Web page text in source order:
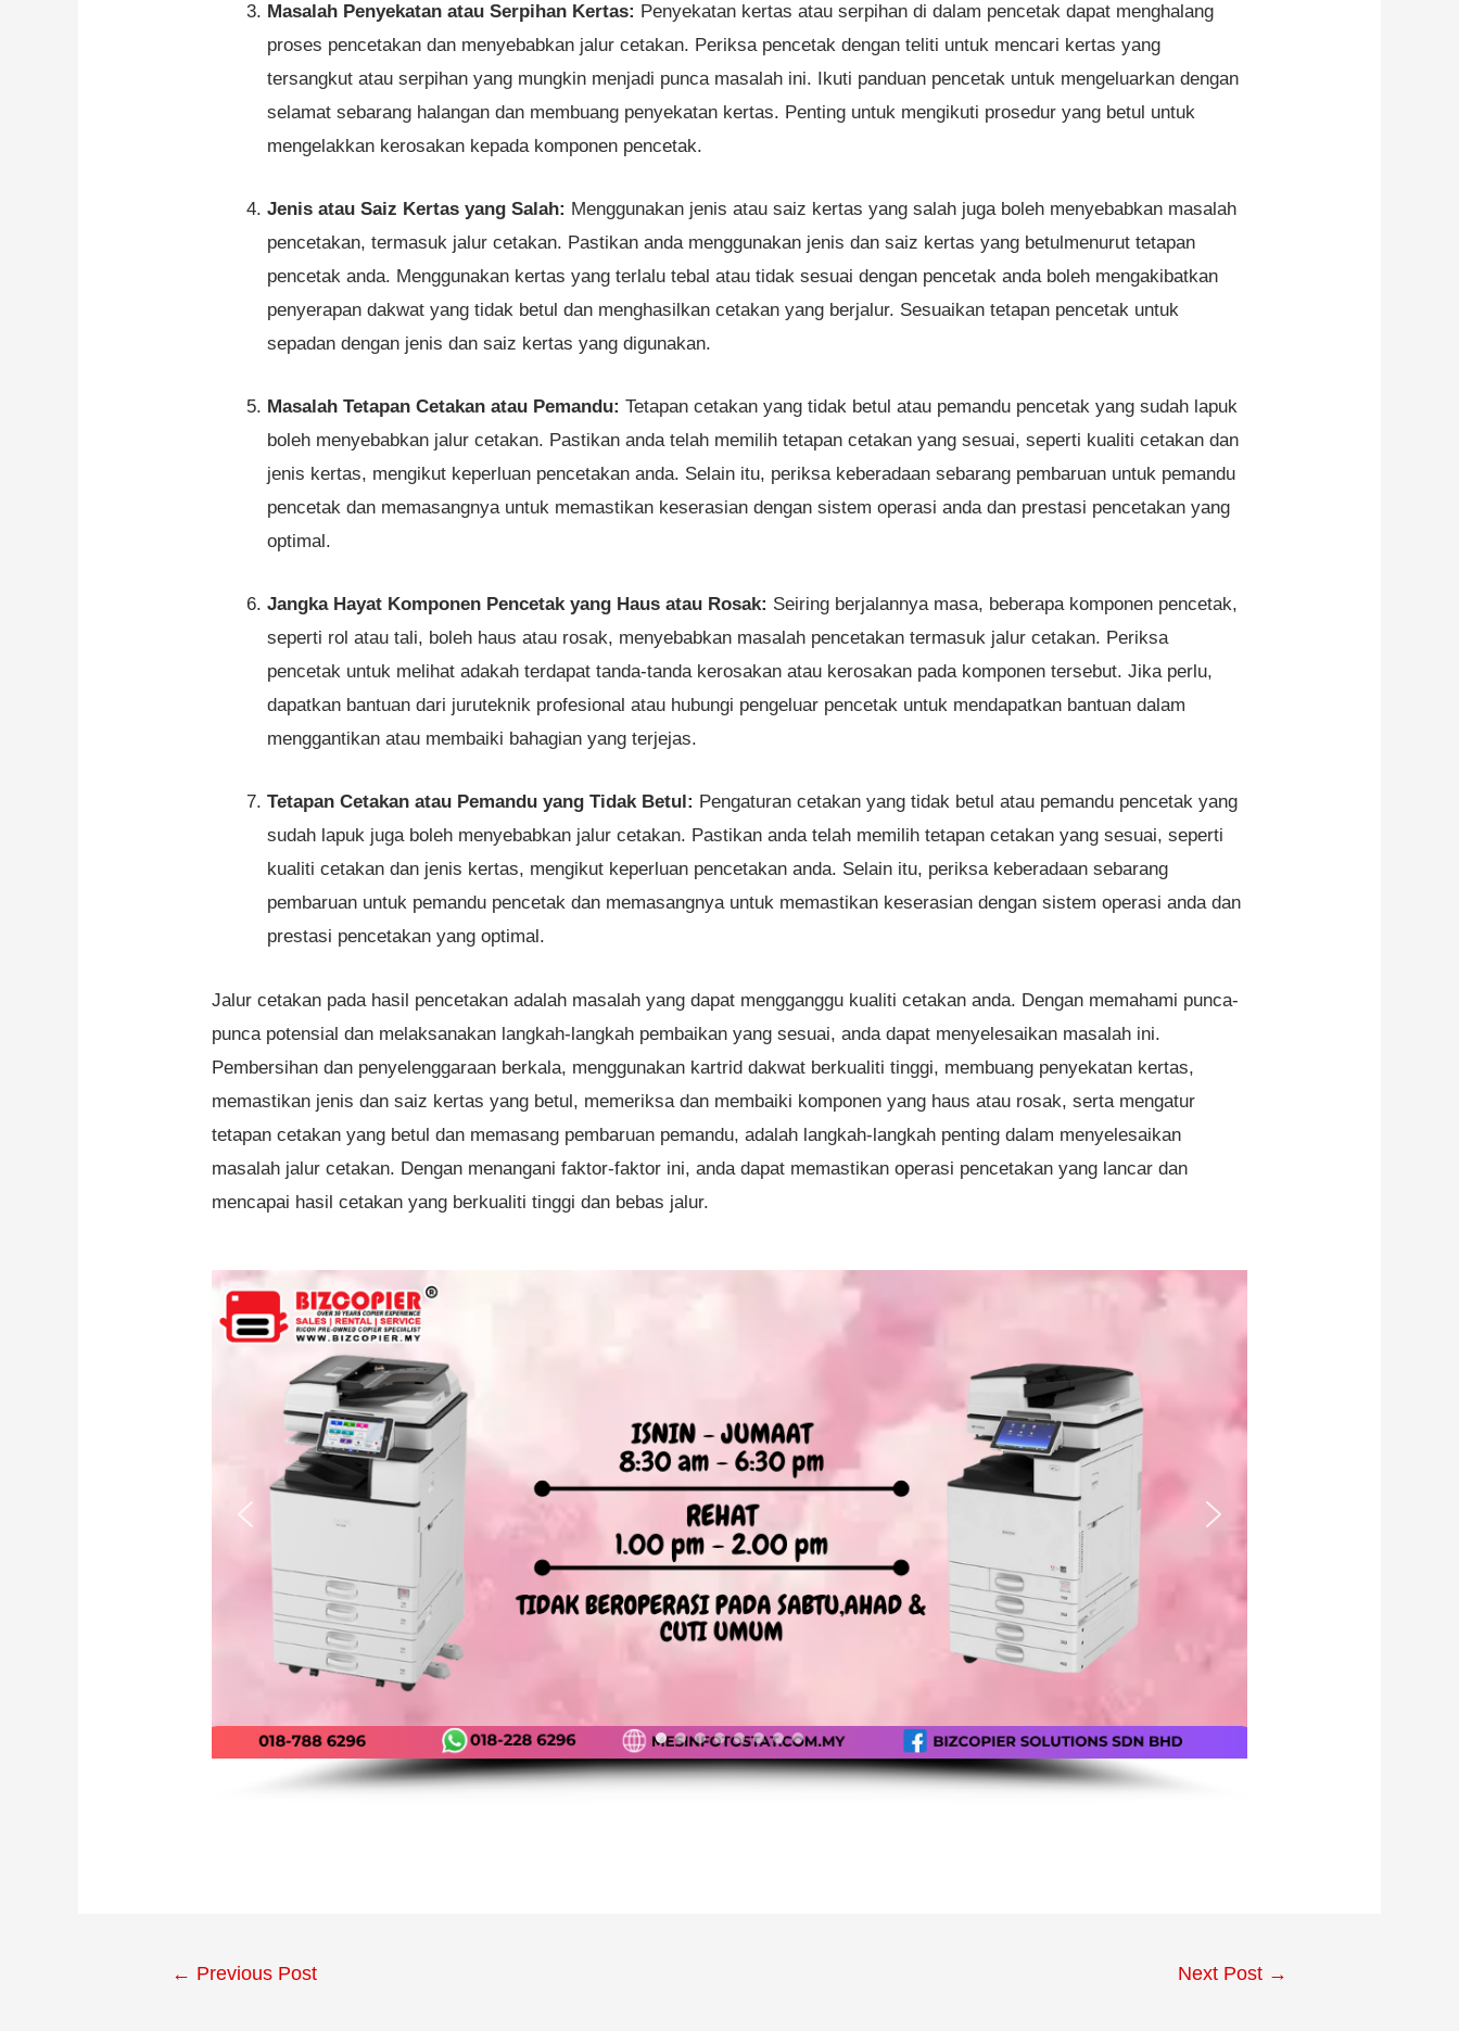
Masalah Penyekatan atau Serpihan Kertas: Penyekatan kertas atau serpihan di dalam pencetak dapat menghalang
proses pencetakan dan menyebabkan jalur cetakan. Periksa pencetak dengan teliti untuk mencari kertas yang
tersangkut atau serpihan yang mungkin menjadi punca masalah ini. Ikuti panduan pencetak untuk mengeluarkan dengan
selamat sebarang halangan dan membuang penyekatan kertas. Penting untuk mengikuti prosedur yang betul untuk
mengelakkan kerosakan kepada komponen pencetak.
Jenis atau Saiz Kertas yang Salah: Menggunakan jenis atau saiz kertas yang salah juga boleh menyebabkan masalah
pencetakan, termasuk jalur cetakan. Pastikan anda menggunakan jenis dan saiz kertas yang betulmenurut tetapan
pencetak anda. Menggunakan kertas yang terlalu tebal atau tidak sesuai dengan pencetak anda boleh mengakibatkan
penyerapan dakwat yang tidak betul dan menghasilkan cetakan yang berjalur. Sesuaikan tetapan pencetak untuk
sepadan dengan jenis dan saiz kertas yang digunakan.
Masalah Tetapan Cetakan atau Pemandu: Tetapan cetakan yang tidak betul atau pemandu pencetak yang sudah lapuk
boleh menyebabkan jalur cetakan. Pastikan anda telah memilih tetapan cetakan yang sesuai, seperti kualiti cetakan dan
jenis kertas, mengikut keperluan pencetakan anda. Selain itu, periksa keberadaan sebarang pembaruan untuk pemandu
pencetak dan memasangnya untuk memastikan keserasian dengan sistem operasi anda dan prestasi pencetakan yang
optimal.
Jangka Hayat Komponen Pencetak yang Haus atau Rosak: Seiring berjalannya masa, beberapa komponen pencetak,
seperti rol atau tali, boleh haus atau rosak, menyebabkan masalah pencetakan termasuk jalur cetakan. Periksa
pencetak untuk melihat adakah terdapat tanda-tanda kerosakan atau kerosakan pada komponen tersebut. Jika perlu,
dapatkan bantuan dari juruteknik profesional atau hubungi pengeluar pencetak untuk mendapatkan bantuan dalam
menggantikan atau membaiki bahagian yang terjejas.
Tetapan Cetakan atau Pemandu yang Tidak Betul: Pengaturan cetakan yang tidak betul atau pemandu pencetak yang
sudah lapuk juga boleh menyebabkan jalur cetakan. Pastikan anda telah memilih tetapan cetakan yang sesuai, seperti
kualiti cetakan dan jenis kertas, mengikut keperluan pencetakan anda. Selain itu, periksa keberadaan sebarang
pembaruan untuk pemandu pencetak dan memasangnya untuk memastikan keserasian dengan sistem operasi anda dan
prestasi pencetakan yang optimal.
Jalur cetakan pada hasil pencetakan adalah masalah yang dapat mengganggu kualiti cetakan anda. Dengan memahami punca-
punca potensial dan melaksanakan langkah-langkah pembaikan yang sesuai, anda dapat menyelesaikan masalah ini.
Pembersihan dan penyelenggaraan berkala, menggunakan kartrid dakwat berkualiti tinggi, membuang penyekatan kertas,
memastikan jenis dan saiz kertas yang betul, memeriksa dan membaiki komponen yang haus atau rosak, serta mengatur
tetapan cetakan yang betul dan memasang pembaruan pemandu, adalah langkah-langkah penting dalam menyelesaikan
masalah jalur cetakan. Dengan menangani faktor-faktor ini, anda dapat memastikan operasi pencetakan yang lancar dan
mencapai hasil cetakan yang berkualiti tinggi dan bebas jalur.
← Previous Post Next Post →